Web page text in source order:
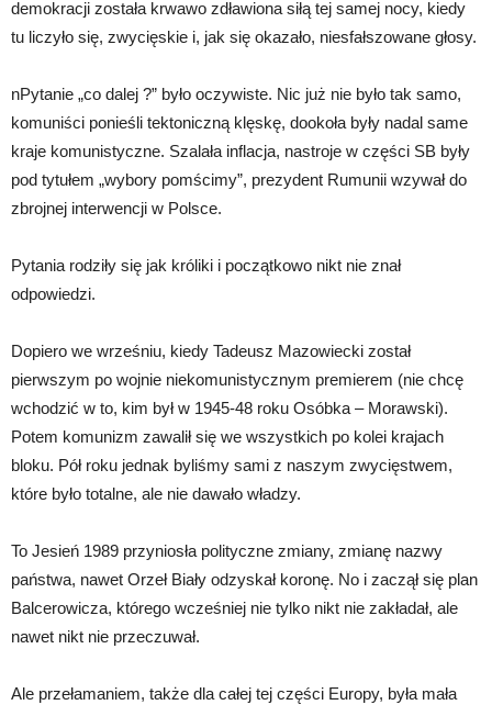
demokracji została krwawo zdławiona siłą tej samej nocy, kiedy
tu liczyło się, zwycięskie i, jak się okazało, niesfałszowane głosy.
nPytanie „co dalej ?” było oczywiste. Nic już nie było tak samo,
komuniści ponieśli tektoniczną klęskę, dookoła były nadal same
kraje komunistyczne. Szalała inflacja, nastroje w części SB były
pod tytułem „wybory pomścimy”, prezydent Rumunii wzywał do
zbrojnej interwencji w Polsce.
Pytania rodziły się jak króliki i początkowo nikt nie znał
odpowiedzi.
Dopiero we wrześniu, kiedy Tadeusz Mazowiecki został
pierwszym po wojnie niekomunistycznym premierem (nie chcę
wchodzić w to, kim był w 1945-48 roku Osóbka – Morawski).
Potem komunizm zawalił się we wszystkich po kolei krajach
bloku. Pół roku jednak byliśmy sami z naszym zwycięstwem,
które było totalne, ale nie dawało władzy.
To Jesień 1989 przyniosła polityczne zmiany, zmianę nazwy
państwa, nawet Orzeł Biały odzyskał koronę. No i zaczął się plan
Balcerowicza, którego wcześniej nie tylko nikt nie zakładał, ale
nawet nikt nie przeczuwał.
Ale przełamaniem, także dla całej tej części Europy, była mała